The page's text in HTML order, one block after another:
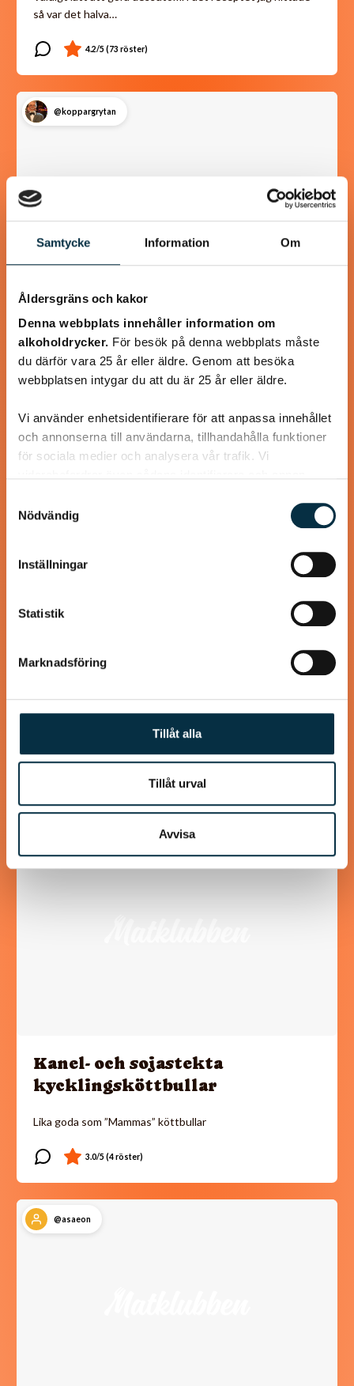
Samtycke Information Om
Åldersgräns och kakor
Denna webbplats innehåller information om
alkoholdrycker. För besök på denna webbplats måste
du därför vara 25 år eller äldre. Genom att besöka
webbplatsen intygar du att du är 25 år eller äldre.
Vi använder enhetsidentifierare för att anpassa innehållet
och annonserna till användarna, tillhandahålla funktioner
för sociala medier och analysera vår trafik. Vi
annons- och analysföretag som vi samarbetar med.
Dessa kan i sin tur kombinera informationen med annan
information som du har tillhandahållit eller som de har
samlat in när du har använt deras tjänster.
Nödvändig
Inställningar
Statistik
Marknadsföring
Tillåt alla
Tillåt urval
Avvisa
så var det halva…
@koppargrytan
Turkisk köfte
En längtan till Turkisk mat
@heartfriend
Detta brödet gjorde jag i dag i stället för att köpa, på detta
sättet är det både nyttigare och utan konstgjorda
Kanel- och sojastekta
kycklingsköttbullar
Lika goda som ”Mammas” köttbullar
@asaeon